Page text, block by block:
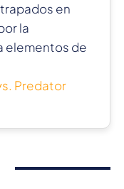
en
la
elementos de
Predator